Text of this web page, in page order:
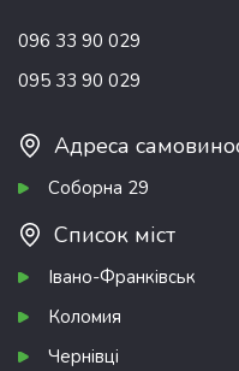
096 33 90 029
095 33 90 029
Адреса
Соборна 29
Список міст
Івано-Франківськ
Коломия
Чернівці